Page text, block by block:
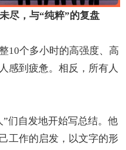
尽，与“纯粹”的复盘
10个多小时的高强度、高
感到疲惫。相反，所有人
们自发地开始写总结。他
工作的启发，以文字的形